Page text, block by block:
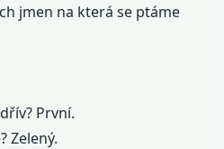
jmen na která se ptáme
První.
Zelený.